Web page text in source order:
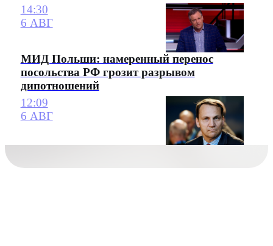
14:30
6 АВГ
МИД Польши: намеренный перенос
посольства РФ грозит разрывом
дипотношений
12:09
6 АВГ